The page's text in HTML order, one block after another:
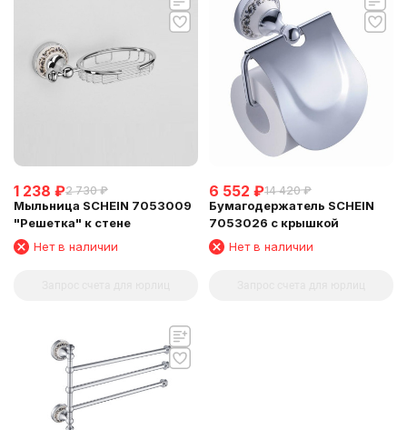
1 238 ₽2 730 ₽
Мыльница SCHEIN 7053009
"Решетка" к стене
Нет в наличии
6 552 ₽14 420 ₽
Бумагодержатель SCHEIN
7053026 с крышкой
Нет в наличии